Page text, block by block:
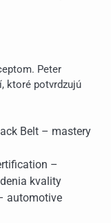
Peter
ktoré potvrdzujú
Belt – mastery
–
kvality
automotive